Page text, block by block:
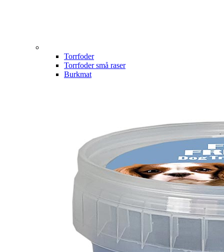
Torrfoder
Torrfoder små raser
Burkmat